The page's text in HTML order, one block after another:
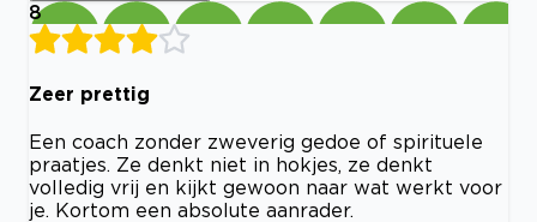
8
Zeer prettig
Een coach zonder zweverig gedoe of spirituele
praatjes. Ze denkt niet in hokjes, ze denkt
volledig vrij en kijkt gewoon naar wat werkt voor
je. Kortom een absolute aanrader.